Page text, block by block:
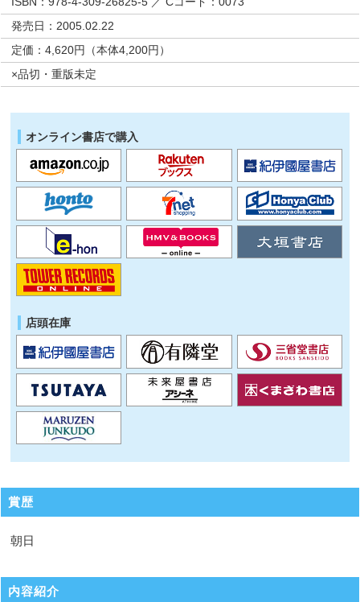
発売日：2005.02.22
定価：4,620円（本体4,200円）
×品切・重版未定
オンライン書店で購入
店頭在庫
賞歴
朝日
内容紹介